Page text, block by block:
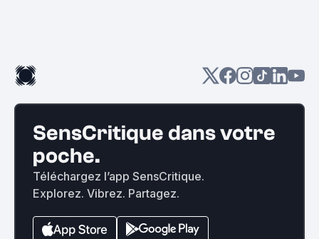
SensCritique dans votre
poche.
Téléchargez l’app SensCritique.
Explorez. Vibrez. Partagez.